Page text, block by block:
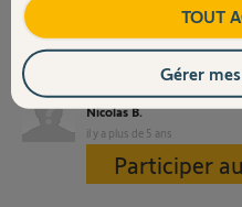
Cordialement.
Nicolas
Nicolas B.
il y a plus de 5 ans
Participer
TOUT
Gérer